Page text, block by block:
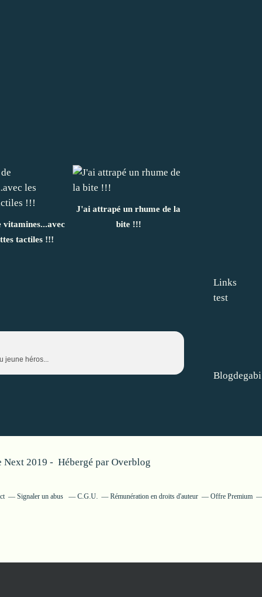
vitamines...avec
tactiles !!!
J'ai attrapé un rhume de la
bite !!!
héros...
Blogdegabi
Links
test
Next 2019 - Hébergé par Overblog
Signaler un abus C.G.U. Rémunération en droits d'auteur Offre Premium